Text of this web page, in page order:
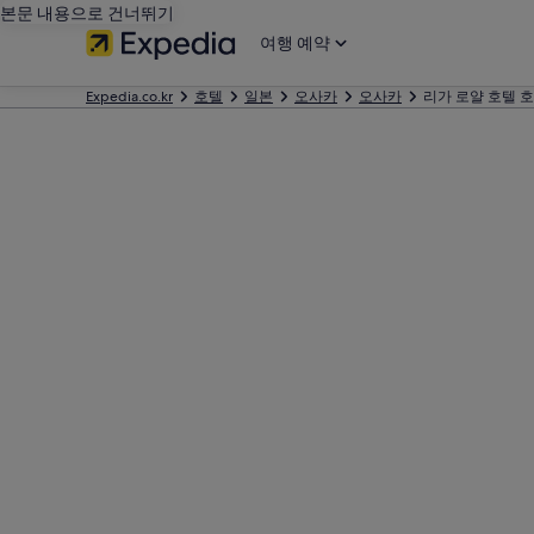
본문 내용으로 건너뛰기
여행 예약
Expedia.co.kr 호텔 일본 오사카 오사카 리가 로얄 호텔